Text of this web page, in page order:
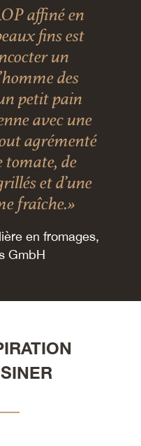
affiné en
fins est
un
des
petit pain
avec une
agrémenté
tomate, de
et d’une
fraîche.»
en fromages,
GmbH